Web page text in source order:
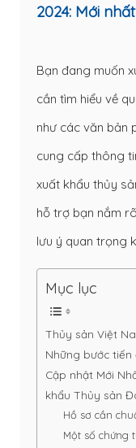
2024: Mới
Bạn đang muốn
cần tìm hiểu về
như các văn bản
cung cấp thông
xuất khẩu thủy
hỗ trợ bạn nắm
lưu ý quan trọng
Mục lục
Thủy sản Việt
Những bước
Cập nhật Mới
khẩu Thủy sản
Hồ sơ cần
Một số chứng